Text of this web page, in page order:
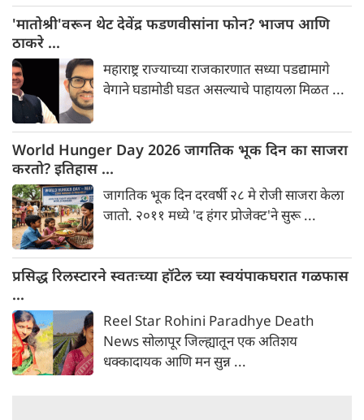
'मातोश्री'वरून थेट देवेंद्र फडणवीसांना फोन? भाजप आणि
ठाकरे ...
महाराष्ट्र राज्याच्या राजकारणात सध्या पडद्यामागे
वेगाने घडामोडी घडत असल्याचे पाहायला मिळत ...
World Hunger Day 2026 जागतिक भूक दिन का साजरा
करतो? इतिहास ...
जागतिक भूक दिन दरवर्षी २८ मे रोजी साजरा केला
जातो. २०११ मध्ये 'द हंगर प्रोजेक्ट'ने सुरू ...
प्रसिद्ध रिलस्टारने स्वतःच्या हॉटेल च्या स्वयंपाकघरात गळफास
...
Reel Star Rohini Paradhye Death
News सोलापूर जिल्ह्यातून एक अतिशय
धक्कादायक आणि मन सुन्न ...